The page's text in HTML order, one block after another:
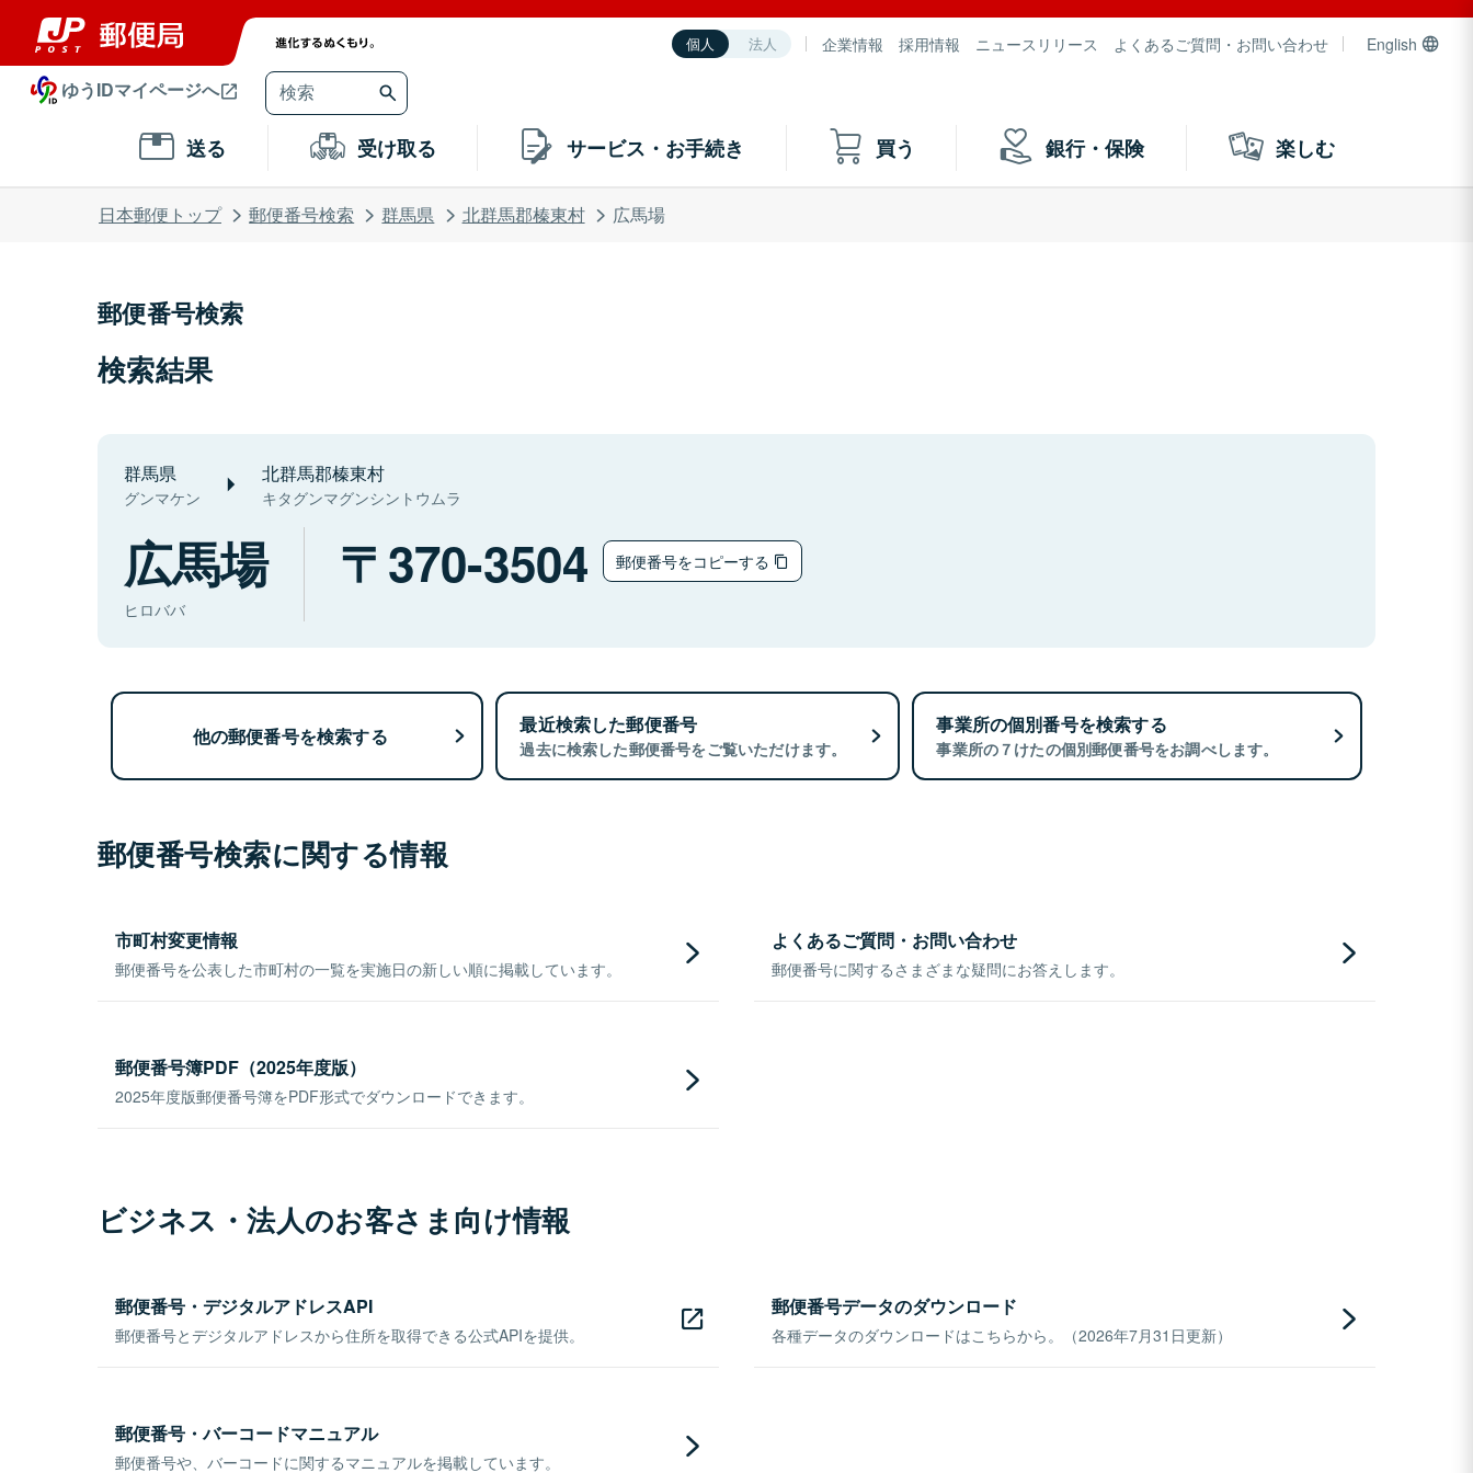
個人 法人 企業情報 採用情報 ニュースリリース よくあるご質問・お問い合わせ English
ゆうIDマイページへ
送る 受け取る サービス・お手続き 買う 銀行・保険 楽しむ
日本郵便トップ 郵便番号検索 群馬県 北群馬郡榛東村 広馬場
郵便番号検索
検索結果
群馬県
グンマケン
北群馬郡榛東村
キタグンマグンシントウムラ
広馬場
ヒロババ
370-3504 郵便番号をコピーする
他の郵便番号を検索する 最近検索した郵便番号
過去に検索した郵便番号をご覧いただけます。
事業所の個別番号を検索する
事業所の７けたの個別郵便番号をお調べします。
郵便番号検索に関する情報
市町村変更情報
郵便番号を公表した市町村の一覧を実施日の新しい順に掲載しています。
よくあるご質問・お問い合わせ
郵便番号に関するさまざまな疑問にお答えします。
郵便番号簿PDF（2025年度版）
2025年度版郵便番号簿をPDF形式でダウンロードできます。
ビジネス・法人のお客さま向け情報
郵便番号・デジタルアドレスAPI
郵便番号とデジタルアドレスから住所を取得できる公式APIを提供。
郵便番号データのダウンロード
各種データのダウンロードはこちらから。（2026年7月31日更新）
郵便番号・バーコードマニュアル
郵便番号や、バーコードに関するマニュアルを掲載しています。